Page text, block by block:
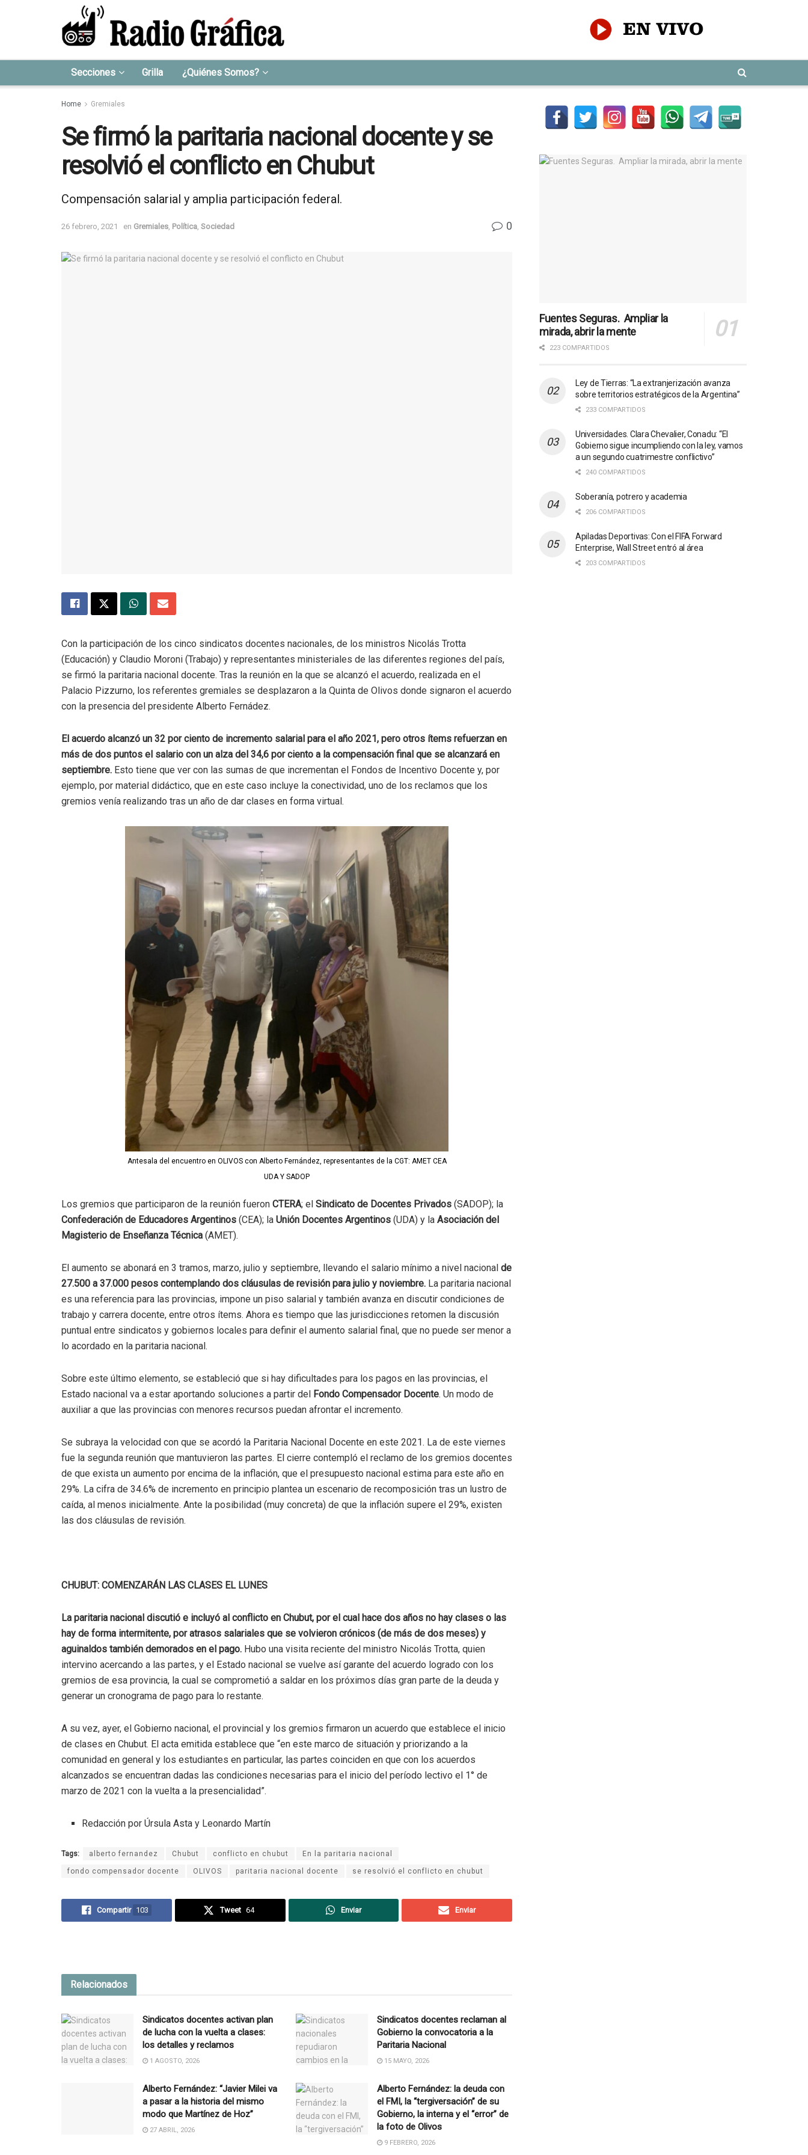
Secciones Grilla ¿Quiénes Somos?
Home Gremiales
Se firmó la paritaria nacional docente y se
resolvió el conflicto en Chubut
Compensación salarial y amplia participación federal.
26 febrero, 2021 en Gremiales Política Sociedad 0
Con la participación de los cinco sindicatos docentes nacionales, de los ministros Nicolás Trotta
(Educación) y Claudio Moroni (Trabajo) y representantes ministeriales de las diferentes regiones del país,
se firmó la paritaria nacional docente. Tras la reunión en la que se alcanzó el acuerdo, realizada en el
Palacio Pizzurno, los referentes gremiales se desplazaron a la Quinta de Olivos donde signaron el acuerdo
con la presencia del presidente Alberto Fernádez.
El acuerdo alcanzó un 32 por ciento de incremento salarial para el año 2021, pero otros ítems refuerzan en
más de dos puntos el salario con un alza del 34,6 por ciento a la compensación final que se alcanzará en
septiembre. Esto tiene que ver con las sumas de que incrementan el Fondos de Incentivo Docente y, por
ejemplo, por material didáctico, que en este caso incluye la conectividad, uno de los reclamos que los
gremios venía realizando tras un año de dar clases en forma virtual.
Antesala del encuentro en OLIVOS con Alberto Fernández, representantes de la CGT: AMET CEA
UDA Y SADOP
Los gremios que participaron de la reunión fueron CTERA; el Sindicato de Docentes Privados (SADOP); la
Confederación de Educadores Argentinos (CEA); la Unión Docentes Argentinos (UDA) y la Asociación del
Magisterio de Enseñanza Técnica (AMET).
El aumento se abonará en 3 tramos, marzo, julio y septiembre, llevando el salario mínimo a nivel nacional de
27.500 a 37.000 pesos contemplando dos cláusulas de revisión para julio y noviembre. La paritaria nacional
es una referencia para las provincias, impone un piso salarial y también avanza en discutir condiciones de
trabajo y carrera docente, entre otros ítems. Ahora es tiempo que las jurisdicciones retomen la discusión
puntual entre sindicatos y gobiernos locales para definir el aumento salarial final, que no puede ser menor a
lo acordado en la paritaria nacional.
Sobre este último elemento, se estableció que si hay dificultades para los pagos en las provincias, el
Estado nacional va a estar aportando soluciones a partir del
Fondo Compensador Docente. Un modo de
auxiliar a que las provincias con menores recursos puedan afrontar el incremento.
Se subraya la velocidad con que se acordó la Paritaria Nacional Docente en este 2021. La de este viernes
fue la segunda reunión que mantuvieron las partes. El cierre contempló el reclamo de los gremios docentes
de que exista un aumento por encima de la inflación, que el presupuesto nacional estima para este año en
29%. La cifra de 34.6% de incremento en principio plantea un escenario de recomposición tras un lustro de
caída, al menos inicialmente. Ante la posibilidad (muy concreta) de que la inflación supere el 29%, existen
las dos cláusulas de revisión.
CHUBUT: COMENZARÁN LAS CLASES EL LUNES
La paritaria nacional discutió e incluyó al conflicto en Chubut, por el cual hace dos años no hay clases o las
hay de forma intermitente, por atrasos salariales que se volvieron crónicos (de más de dos meses) y
aguinaldos también demorados en el pago. Hubo una visita reciente del ministro Nicolás Trotta, quien
intervino acercando a las partes, y el Estado nacional se vuelve así garante del acuerdo logrado con los
gremios de esa provincia, la cual se comprometió a saldar en los próximos días gran parte de la deuda y
generar un cronograma de pago para lo restante.
A su vez, ayer, el Gobierno nacional, el provincial y los gremios firmaron un acuerdo que establece el inicio
de clases en Chubut. El acta emitida establece que “en este marco de situación y priorizando a la
comunidad en general y los estudiantes en particular, las partes coinciden en que con los acuerdos
alcanzados se encuentran dadas las condiciones necesarias para el inicio del período lectivo el 1° de
marzo de 2021 con la vuelta a la presencialidad”.
Redacción por Úrsula Asta y Leonardo Martín
Tags: alberto fernandez Chubut conflicto en chubut En la paritaria nacional
fondo compensador docente OLIVOS paritaria nacional docente se resolvió el conflicto en chubut
Compartir 103 Tweet 64 Enviar Enviar
Relacionados
Sindicatos docentes activan plan
de lucha con la vuelta a clases:
los detalles y reclamos
1 AGOSTO, 2026
Sindicatos docentes reclaman al
Gobierno la convocatoria a la
Paritaria Nacional
15 MAYO, 2026
Alberto Fernández: “Javier Milei va
a pasar a la historia del mismo
modo que Martínez de Hoz”
27 ABRIL, 2026
Alberto Fernández: la deuda con
el FMI, la “tergiversación” de su
Gobierno, la interna y el “error” de
la foto de Olivos
9 FEBRERO, 2026
Fuentes Seguras. Ampliar la
mirada, abrir la mente
223 COMPARTIDOS
Ley de Tierras: “La extranjerización avanza
sobre territorios estratégicos de la Argentina”
233 COMPARTIDOS
Universidades. Clara Chevalier, Conadu: “El
Gobierno sigue incumpliendo con la ley, vamos
a un segundo cuatrimestre conflictivo”
240 COMPARTIDOS
Soberanía, potrero y academia
206 COMPARTIDOS
Apiladas Deportivas: Con el FIFA Forward
Enterprise, Wall Street entró al área
203 COMPARTIDOS